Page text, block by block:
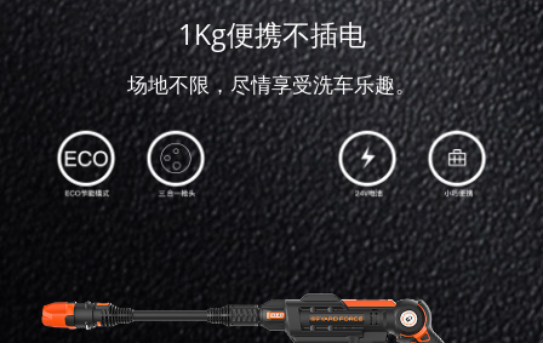
1Kg便携不插电
场地不限，尽情享受洗车乐趣。